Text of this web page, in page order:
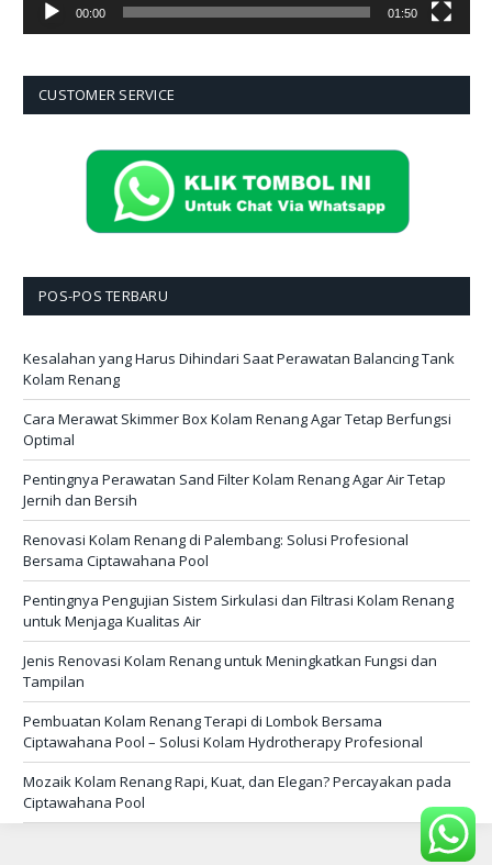
00:00 01:50
CUSTOMER SERVICE
POS-POS TERBARU
Kesalahan yang Harus Dihindari Saat Perawatan Balancing Tank
Kolam Renang
Cara Merawat Skimmer Box Kolam Renang Agar Tetap Berfungsi
Optimal
Pentingnya Perawatan Sand Filter Kolam Renang Agar Air Tetap
Jernih dan Bersih
Renovasi Kolam Renang di Palembang: Solusi Profesional
Bersama Ciptawahana Pool
Pentingnya Pengujian Sistem Sirkulasi dan Filtrasi Kolam Renang
untuk Menjaga Kualitas Air
Jenis Renovasi Kolam Renang untuk Meningkatkan Fungsi dan
Tampilan
Pembuatan Kolam Renang Terapi di Lombok Bersama
Ciptawahana Pool – Solusi Kolam Hydrotherapy Profesional
Mozaik Kolam Renang Rapi, Kuat, dan Elegan? Percayakan pada
Ciptawahana Pool